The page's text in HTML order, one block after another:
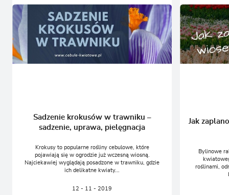
Sadzenie krokusów w trawniku –
sadzenie, uprawa, pielęgnacja
Krokusy to popularne rośliny cebulowe, które
pojawiają się w ogrodzie już wczesną wiosną.
Najciekawiej wyglądają posadzone w trawniku, gdzie
ich delikatne kwiaty...
12 - 11 - 2019
Jak
Bylinowe
roślinami,